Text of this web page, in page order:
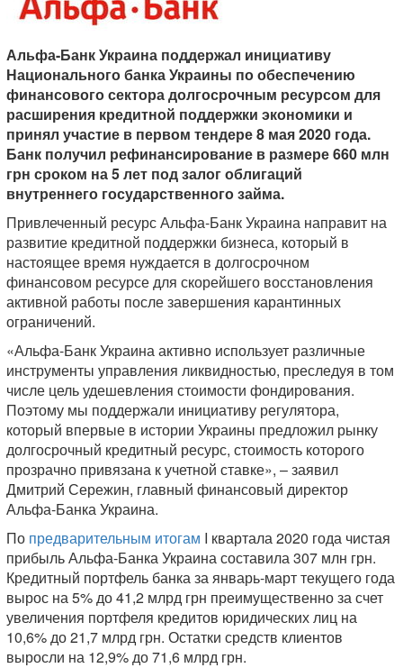
Альфа-Банк Украина поддержал инициативу
Национального банка Украины по обеспечению
финансового сектора долгосрочным ресурсом для
расширения кредитной поддержки экономики и
принял участие в первом тендере 8 мая 2020 года.
Банк получил рефинансирование в размере 660 млн
грн сроком на 5 лет под залог облигаций
внутреннего государственного займа.
Привлеченный ресурс Альфа-Банк Украина направит на
развитие кредитной поддержки бизнеса, который в
настоящее время нуждается в долгосрочном
финансовом ресурсе для скорейшего восстановления
активной работы после завершения карантинных
ограничений.
«Альфа-Банк Украина активно использует различные
инструменты управления ликвидностью, преследуя в том
числе цель удешевления стоимости фондирования.
Поэтому мы поддержали инициативу регулятора,
который впервые в истории Украины предложил рынку
долгосрочный кредитный ресурс, стоимость которого
прозрачно привязана к учетной ставке», – заявил
Дмитрий Сережин, главный финансовый директор
Альфа-Банка Украина.
По предварительным итогам I квартала 2020 года чистая
прибыль Альфа-Банка Украина составила 307 млн грн.
Кредитный портфель банка за январь-март текущего года
вырос на 5% до 41,2 млрд грн преимущественно за счет
увеличения портфеля кредитов юридических лиц на
10,6% до 21,7 млрд грн. Остатки средств клиентов
выросли на 12,9% до 71,6 млрд грн.